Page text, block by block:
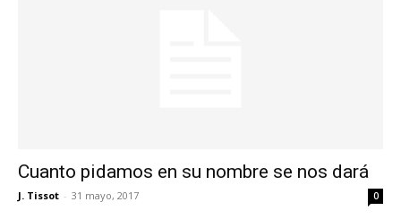
Cuanto pidamos en su nombre se nos dará
J. Tissot - 31 mayo, 2017 0